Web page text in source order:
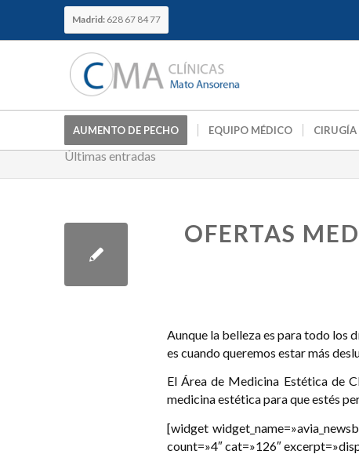
Madrid: 628 67 84 77
AUMENTO DE PECHO EQUIPO MÉDICO CIRUGÍA
Últimas entradas
OFERTAS
Aunque la belleza es para todo los
es cuando queremos estar más
El Área de Medicina Estética de
medicina estética para que estés
[widget
count=»4″ cat=»126″